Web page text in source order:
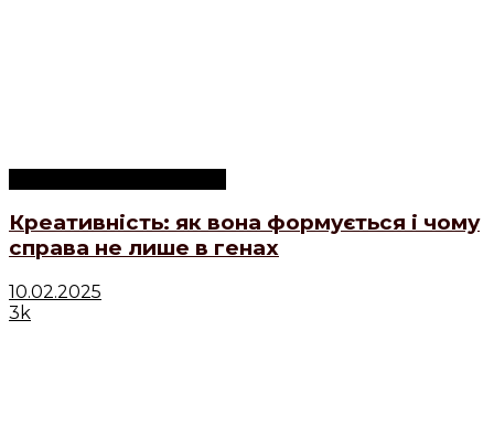
Креативність: як вона формується і чому
справа не лише в генах
10.02.2025
3k